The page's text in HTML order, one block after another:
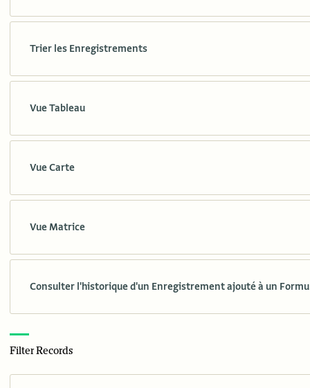
Trier les Enregistrements
Vue Tableau
Vue Carte
Vue Matrice
Consulter l'historique d'un Enregistrement ajouté à un
Filter Records